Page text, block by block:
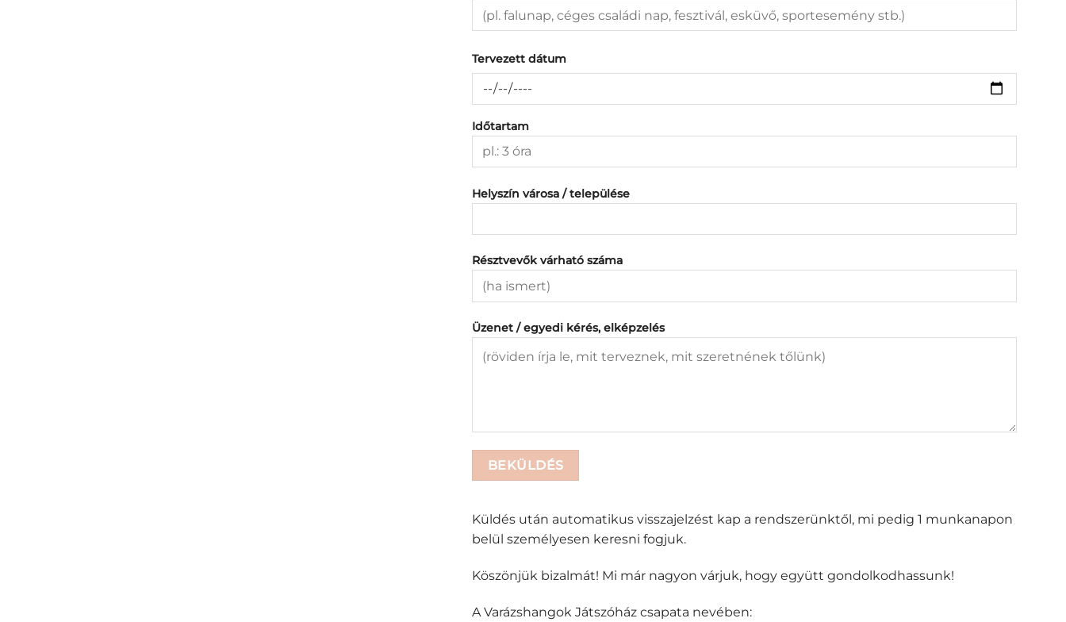
Tervezett dátum
Időtartam
Helyszín városa / települése
Résztvevők várható száma
Üzenet / egyedi kérés, elképzelés
Küldés után automatikus visszajelzést kap a rendszerünktől, mi pedig 1 munkanapon
belül személyesen keresni fogjuk.
Köszönjük bizalmát! Mi már nagyon várjuk, hogy együtt gondolkodhassunk!
A Varázshangok Játszóház csapata nevében: